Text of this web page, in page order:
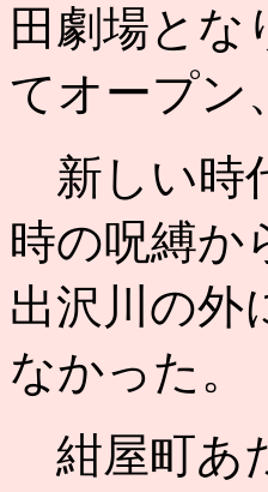
田劇場とな
てオープン
新しい時
時の呪縛か
出沢川の外
なかった。
紺屋町あ